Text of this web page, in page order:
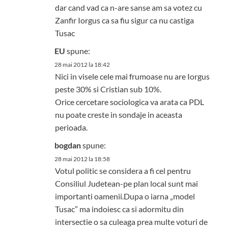
dar cand vad ca n-are sanse am sa votez cu
Zanfir Iorgus ca sa fiu sigur ca nu castiga
Tusac
EU spune:
28 mai 2012 la 18:42
Nici in visele cele mai frumoase nu are Iorgus
peste 30% si Cristian sub 10%.
Orice cercetare sociologica va arata ca PDL
nu poate creste in sondaje in aceasta
perioada.
bogdanspune:
28 mai 2012 la 18:58
Votul politic se considera a fi cel pentru
Consiliul Judetean-pe plan local sunt mai
importanti oamenii.Dupa o iarna „model
Tusac” ma indoiesc ca si adormitu din
intersectie o sa culeaga prea multe voturi de